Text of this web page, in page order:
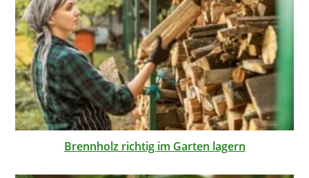
Brennholz richtig im Garten lagern